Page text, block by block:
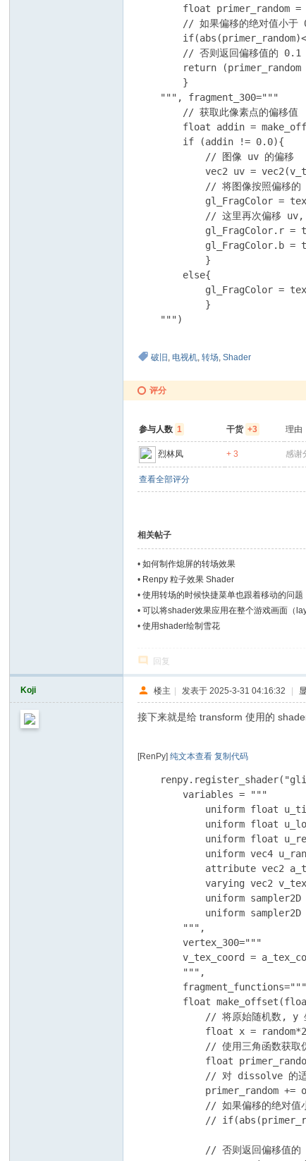
float primer_random
// 如果偏移的绝对值小于
// 否则返回偏移值的 0.1
return (primer_random
        }
    """, fragment_300="""
        // 获取此像素点的偏移值
float addin =
        if (addin != 0.0){
            // 图像 uv 的偏移
vec2 uv =
// 将图像按照偏移的
gl_FragColor =
// 这里再次偏移 uv,
gl_FragColor.r =
gl_FragColor.b =
            }
        else{
gl_FragColor =
            }
    """)
破旧 , 电视机,转场,Shader
评分
参与人数 1 干货 +3 理由
烈林凤 + 3 感谢
查看全部评分
相关帖子
•如何制作熄屏的转场效果
• Renpy 粒子效果 Shader
•使用转场的时候快捷菜单也跟着移动的问题
•可以将shader效果应用在整个游戏画面（
•使用shader绘制雪花
回复
Koji 楼主 | 发表于 2025-3-31 04:16:32 |
接下来就是给 transform 使用的
[RenPy]纯文本查看 复制代码
        variables = """
uniform float
uniform float
uniform float
uniform vec4
attribute vec2
varying vec2
uniform sampler2D
uniform sampler2D
        """,
        vertex_300="""
v_tex_coord =
        """,
        fragment_functions="""
float
// 将原始随机数, y
float x =
// 使用三角函数获取
float
// 对 dissolve 的
primer_random +=
// 如果偏移的绝对值
//
// 否则返回偏移值的